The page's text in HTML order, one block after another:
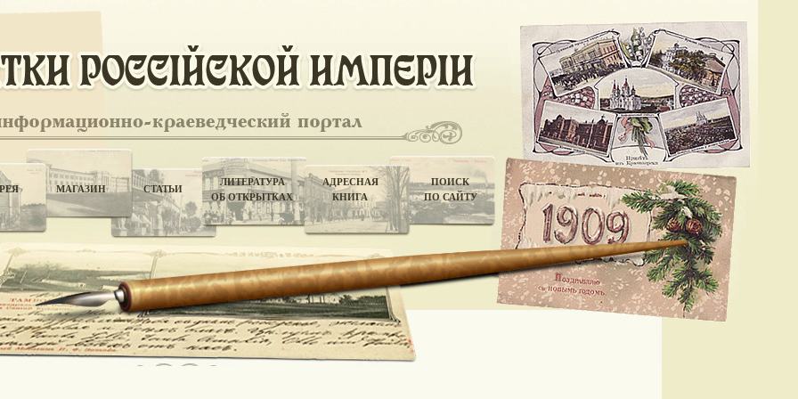
МАГАЗИН СТАТЬИ
ЛИТЕРАТУРА
ОБ ОТКРЫТКАХ
АДРЕСНАЯ
КНИГА
ПОИСК
ПО САЙТУ